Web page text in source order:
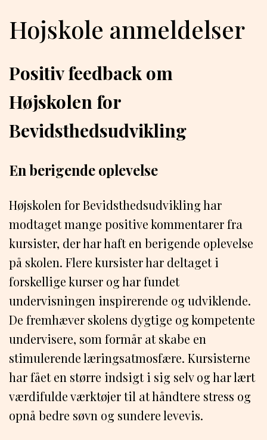
Hojskole anmeldelser
Positiv feedback om
Højskolen for
Bevidsthedsudvikling
En berigende oplevelse
Højskolen for Bevidsthedsudvikling har
modtaget mange positive kommentarer fra
kursister, der har haft en berigende oplevelse
på skolen. Flere kursister har deltaget i
forskellige kurser og har fundet
undervisningen inspirerende og udviklende.
De fremhæver skolens dygtige og kompetente
undervisere, som formår at skabe en
stimulerende læringsatmosfære. Kursisterne
har fået en større indsigt i sig selv og har lært
værdifulde værktøjer til at håndtere stress og
opnå bedre søvn og sundere levevis.